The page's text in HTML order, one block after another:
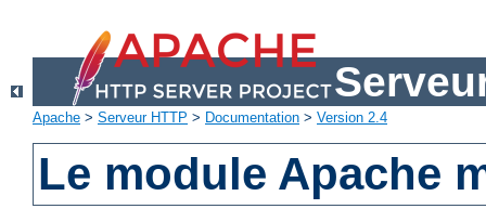
Apache > Serveur HTTP > Documentation > Version 2.4
Le module Apache